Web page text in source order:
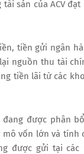
sản của ACV đạt
tiền gửi ngân
nguồn thu tài
tiền lãi từ các
được phân
vốn lớn và tính
được gửi tại các